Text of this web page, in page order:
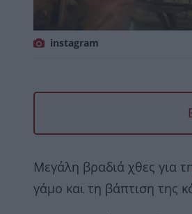
instagram
Μεγάλη βραδιά χθες για
γάμο και τη βάπτιση της